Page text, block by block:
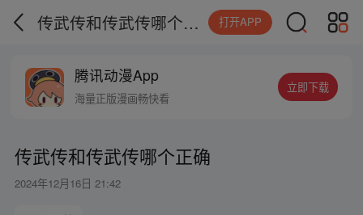
传武传和传武传哪个正确 打开APP
腾讯动漫App
海量正版漫画畅快看
立即下载
传武传和传武传哪个正确
2024年12月16日 21:42